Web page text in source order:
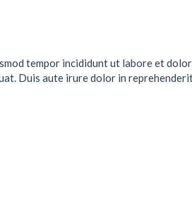
tempor incididunt ut labore et
Duis aute irure dolor in